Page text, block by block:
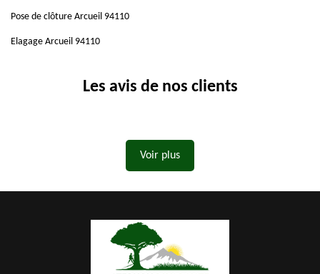
Pose de clôture Arcueil 94110
Elagage Arcueil 94110
Les avis de nos clients
Voir plus